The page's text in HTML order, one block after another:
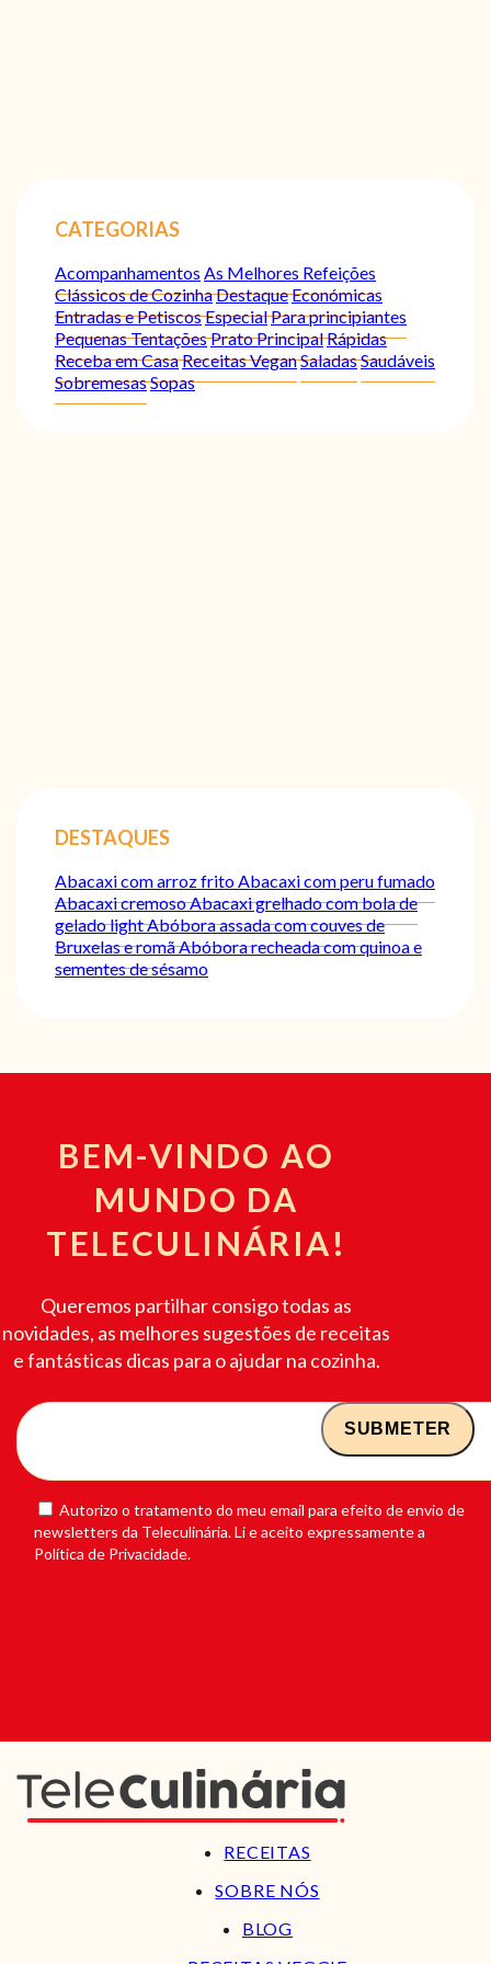
CATEGORIAS
Acompanhamentos As Melhores Refeições
Clássicos de CozinhaDestaqueEconómicas
Entradas e PetiscosEspecialPara principiantes
Pequenas TentaçõesPrato PrincipalRápidas
Receba em CasaReceitas VeganSaladasSaudáveis
SobremesasSopas
DESTAQUES
Abacaxi com arroz frito Abacaxi com peru fumado
Abacaxi cremosoAbacaxi grelhado com bola de
gelado lightAbóbora assada com couves de
Bruxelas e romãAbóbora recheada com quinoa e
sementes de sésamo
BEM-VINDO AO
MUNDO DA
TELECULINÁRIA!
Queremos partilhar consigo todas as
novidades, as melhores sugestões de receitas
e fantásticas dicas para o ajudar na cozinha.
Autorizo o tratamento do meu email para efeito de envio de
newsletters da Teleculinária. Li e aceito expressamente a
Política de Privacidade.
RECEITAS
SOBRE NÓS
BLOG